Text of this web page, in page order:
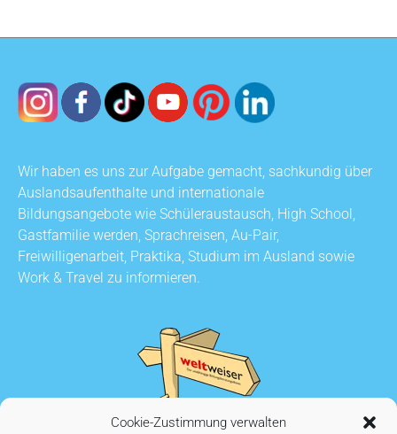
Cookie-Zustimmung verwalten
Wir haben es uns zur Aufgabe gemacht, sachkundig über
Auslandsaufenthalte und internationale
Bildungsangebote wie Schüleraustausch, High School,
Gastfamilie werden, Sprachreisen, Au-Pair,
Freiwilligenarbeit, Praktika, Studium im Ausland sowie
Work & Travel zu informieren.